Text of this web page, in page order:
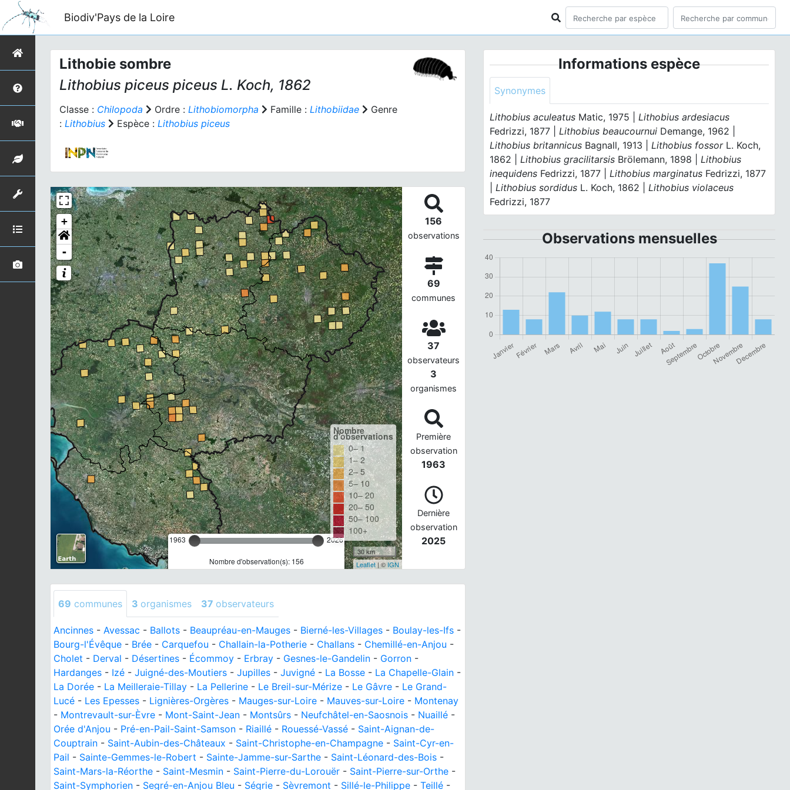
Biodiv'Pays de la Loire
Lithobie sombre
Lithobius piceus piceus L. Koch, 1862
Classe : Chilopoda Ordre : Lithobiomorpha Famille : Lithobiidae
Genre
: Lithobius Espèce : Lithobius piceus
+
-
1963 2026
Nombre d'observation(s): 156
Nombre
d'observations
0– 1
1– 2
2– 5
5– 10
10– 20
20– 50
50– 100
100+
30 km
Leaflet| © IGN
156
observations
69
communes
37
observateurs
3
organismes
Première
observation
1963
Dernière
observation
2025
69 communes 3 organismes 37 observateurs
Ancinnes - Avessac - Ballots - Beaupréau-en-Mauges - Bierné-les-Villages - Boulay-les-Ifs -
Bourg-l'Évêque - Brée - Carquefou - Challain-la-Potherie - Challans - Chemillé-en-Anjou -
Cholet - Derval - Désertines - Écommoy - Erbray - Gesnes-le-Gandelin - Gorron -
Hardanges - Izé - Juigné-des-Moutiers - Jupilles - Juvigné - La Bosse - La Chapelle-Glain -
La Dorée - La Meilleraie-Tillay - La Pellerine - Le Breil-sur-Mérize - Le Gâvre - Le Grand-
Lucé - Les Epesses - Lignières-Orgères - Mauges-sur-Loire - Mauves-sur-Loire - Montenay
- Montrevault-sur-Èvre - Mont-Saint-Jean - Montsûrs - Neufchâtel-en-Saosnois - Nuaillé -
Orée d'Anjou - Pré-en-Pail-Saint-Samson - Riaillé - Rouessé-Vassé - Saint-Aignan-de-
Couptrain - Saint-Aubin-des-Châteaux - Saint-Christophe-en-Champagne - Saint-Cyr-en-
Pail - Sainte-Gemmes-le-Robert - Sainte-Jamme-sur-Sarthe - Saint-Léonard-des-Bois -
Saint-Mars-la-Réorthe - Saint-Mesmin - Saint-Pierre-du-Lorouër - Saint-Pierre-sur-Orthe -
Saint-Symphorien - Segré-en-Anjou Bleu - Ségrie - Sèvremont - Sillé-le-Philippe - Teillé -
Informations espèce
Synonymes
Lithobius aculeatus Matic, 1975 |Lithobius ardesiacus
Fedrizzi, 1877 |Lithobius beaucournui Demange, 1962 |
Lithobius britannicus Bagnall, 1913 |Lithobius fossorL. Koch,
1862 |Lithobius gracilitarsis Brölemann, 1898 |Lithobius
inequidens Fedrizzi, 1877 |Lithobius marginatus Fedrizzi, 1877
|Lithobius sordidus L. Koch, 1862 |Lithobius violaceus
Fedrizzi, 1877
Observations mensuelles